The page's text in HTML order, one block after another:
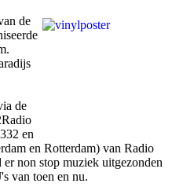
de
de
en
en Rotterdam) van Radio
non stop muziek uitgezonden
van toen en nu.